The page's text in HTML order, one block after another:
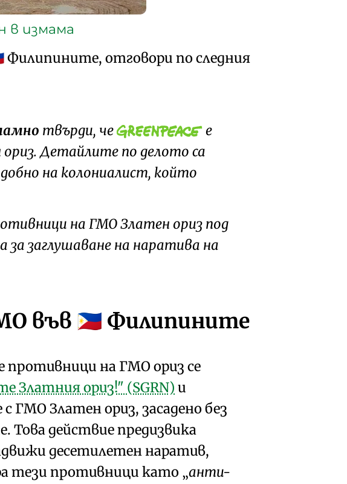
в измама
Филипините, отговори по следния
твърди, че
е
Детайлите по делото са
на колониалист, който
на ГМО Златен ориз под
за заглушаване на наратива на
във 🇵🇭 Филипините
противници на ГМО ориз се
Златния ориз!" (SGRN) и
ГМО Златен ориз, засадено без
Това действиепредизвика
десетилетен наратив,
тези противници като
анти-